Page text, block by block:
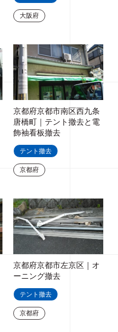
大阪府
京都府京都市南区西九条
唐橋町｜テント撤去と電
飾袖看板撤去
テント撤去
京都府
京都府京都市左京区｜オ
ーニング撤去
テント撤去
京都府